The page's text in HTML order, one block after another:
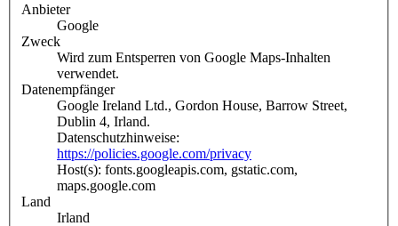
Anbieter
Google
Zweck
Wird zum Entsperren von Google Maps-Inhalten
verwendet.
Datenempfänger
Google Ireland Ltd., Gordon House, Barrow Street,
Dublin 4, Irland.
Datenschutzhinweise:
https://policies.google.com/privacy
Host(s): fonts.googleapis.com, gstatic.com,
maps.google.com
Land
Irland